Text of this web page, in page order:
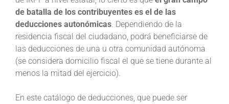
de batalla de los contribuyentes es el de las
deducciones autonómicas. Dependiendo de la
residencia fiscal del ciudadano, podrá beneficiarse de
las deducciones de una u otra comunidad autónoma
(se considera domicilio fiscal el que se tiene durante al
menos la mitad del ejercicio).
En este catálogo de deducciones, que puede ser